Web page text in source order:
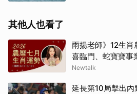
其他人也看了
雨揚老師》12生
喜臨門、蛇寶寶事
Newtalk
延長第10局擊出